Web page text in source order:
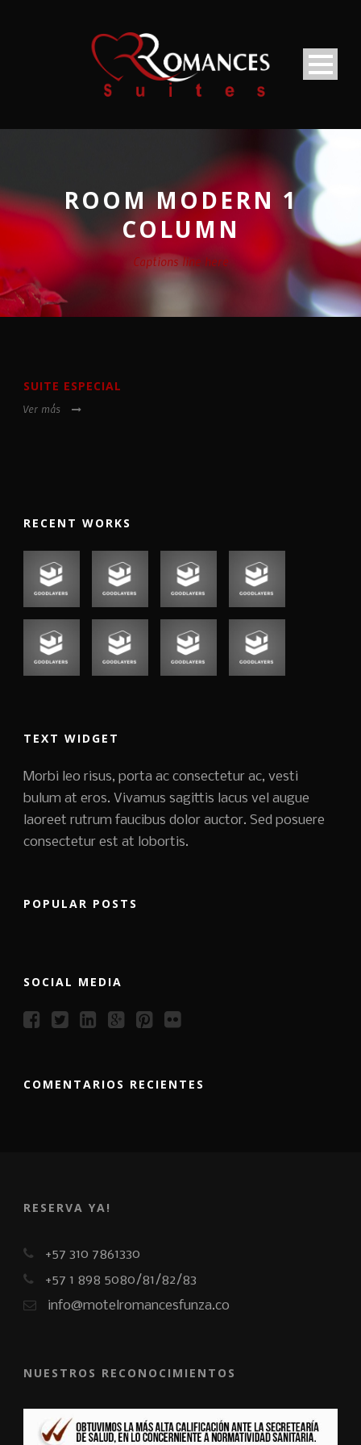
ROOM MODERN 1
COLUMN
Captions line here
SUITE ESPECIAL
Ver más
RECENT WORKS
TEXT WIDGET
Morbi leo risus, porta ac consectetur ac, vesti
bulum at eros. Vivamus sagittis lacus vel augue
laoreet rutrum faucibus dolor auctor. Sed posuere
consectetur est at lobortis.
POPULAR POSTS
SOCIAL MEDIA
COMENTARIOS RECIENTES
RESERVA YA!
+57 310 7861330
+57 1 898 5080/81/82/83
info@motelromancesfunza.co
NUESTROS RECONOCIMIENTOS